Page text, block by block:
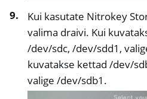
Kui kasutate Nitrokey
valima draivi. Kui
/dev/sdc, /dev/sdd1,
kuvatakse kettad /dev/
valige /dev/sdb1.